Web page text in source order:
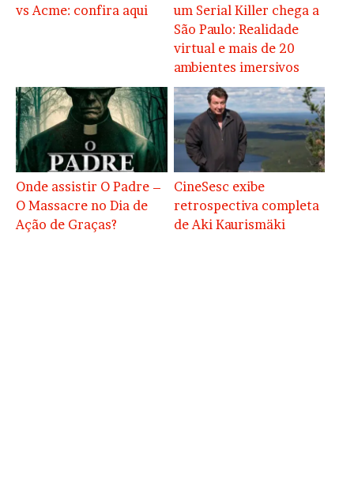
vs Acme: confira aqui
um Serial Killer chega a
São Paulo: Realidade
virtual e mais de 20
ambientes imersivos
Onde assistir O Padre –
O Massacre no Dia de
Ação de Graças?
CineSesc exibe
retrospectiva completa
de Aki Kaurismäki